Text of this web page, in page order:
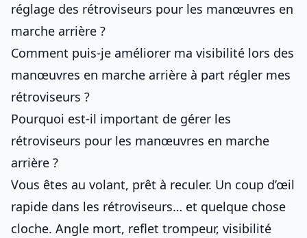
réglage des rétroviseurs pour les manœuvres en
marche arrière ?
Comment puis-je améliorer ma visibilité lors des
manœuvres en marche arrière à part régler mes
rétroviseurs ?
Pourquoi est-il important de gérer les
rétroviseurs pour les manœuvres en marche
arrière ?
Vous êtes au volant, prêt à reculer. Un coup d’œil
rapide dans les rétroviseurs… et quelque chose
cloche. Angle mort, reflet trompeur, visibilité